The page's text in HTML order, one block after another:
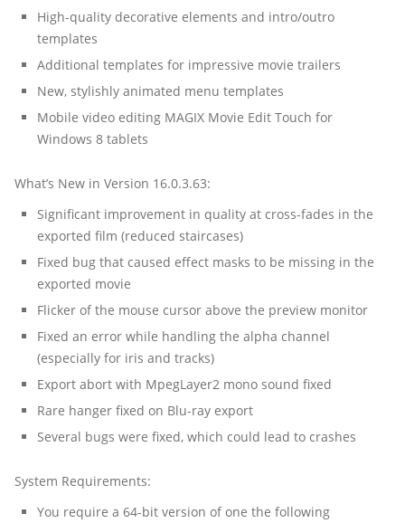
High-quality decorative elements and intro/outro
templates
Additional templates for impressive movie trailers
New, stylishly animated menu templates
Mobile video editing MAGIX Movie Edit Touch for
Windows 8 tablets
What’s New in Version 16.0.3.63:
Significant improvement in quality at cross-fades in the
exported film (reduced staircases)
Fixed bug that caused effect masks to be missing in the
exported movie
Flicker of the mouse cursor above the preview monitor
Fixed an error while handling the alpha channel
(especially for iris and tracks)
Export abort with MpegLayer2 mono sound fixed
Rare hanger fixed on Blu-ray export
Several bugs were fixed, which could lead to crashes
System Requirements:
You require a 64-bit version of one the following